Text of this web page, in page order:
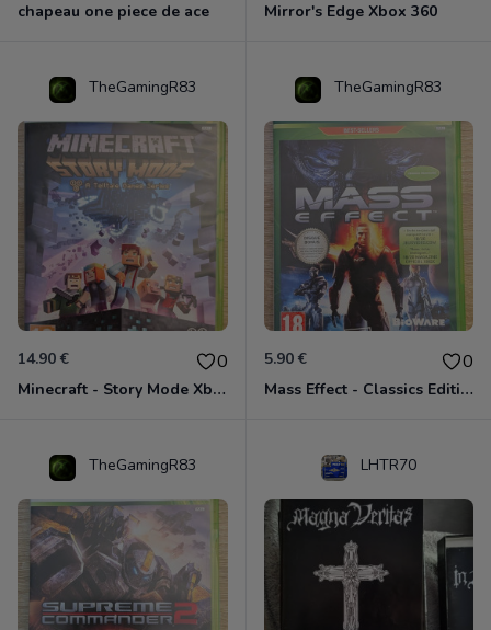
chapeau one piece de ace Mirror's Edge Xbox 360
TheGamingR83
14.90 € 0
Minecraft - Story Mode Xbox 360
TheGamingR83
5.90 € 0
Mass Effect - Classics Edition Xbox 360
TheGamingR83 LHTR70